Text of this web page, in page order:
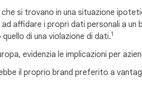
si trovano in una situazione
affidare i propri dati personali a
di una violazione di dati.1
evidenzia le implicazioni per
il proprio brand preferito a